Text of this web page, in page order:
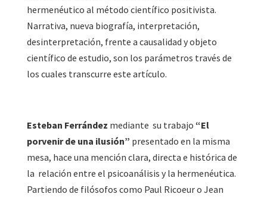
hermenéutico al método científico positivista.
Narrativa, nueva biografía, interpretación,
desinterpretación, frente a causalidad y objeto
científico de estudio, son los parámetros través de
los cuales transcurre este artículo.
Esteban Ferrández mediante su trabajo “El
porvenir de una ilusión” presentado en la misma
mesa, hace una mención clara, directa e histórica de
la relación entre el psicoanálisis y la hermenéutica.
Partiendo de filósofos como Paul Ricoeur o Jean